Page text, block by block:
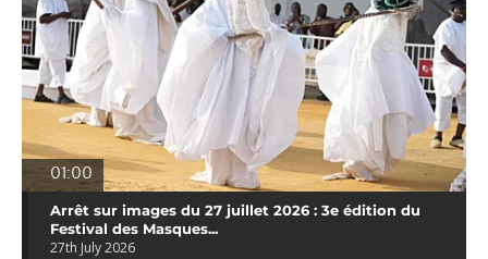
01:00
Arrêt sur images du 27 juillet 2026 : 3e édition du
Festival des Masques...
27th July 2026